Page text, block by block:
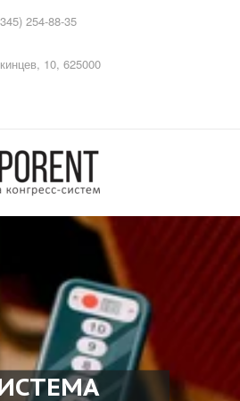
254-88-35
10, 625000